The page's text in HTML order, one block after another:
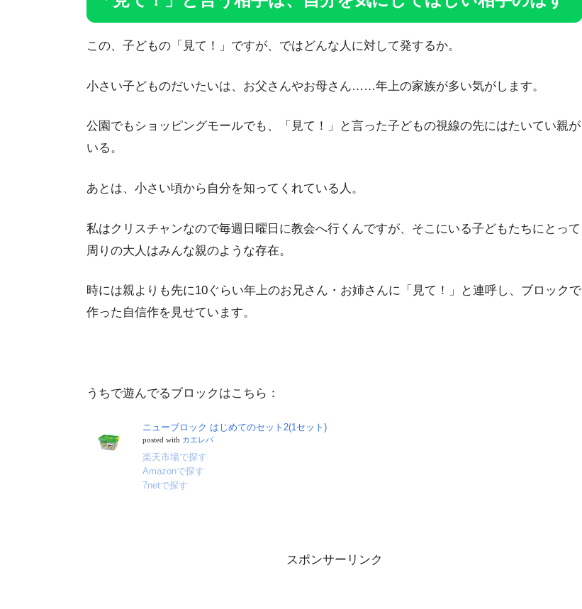
この、子どもの「見て！」ですが、ではどんな人に対して発するか。
小さい子どものだいたいは、お父さんやお母さん……年上の家族が多い気がします。
公園でもショッピングモールでも、「見て！」と言った子どもの視線の先にはたいてい親が
いる。
あとは、小さい頃から自分を知ってくれている人。
私はクリスチャンなので毎週日曜日に教会へ行くんですが、そこにいる子どもたちにとって
周りの大人はみんな親のような存在。
時には親よりも先に10ぐらい年上のお兄さん・お姉さんに「見て！」と連呼し、ブロックで
作った自信作を見せています。
うちで遊んでるブロックはこちら：
ニューブロック はじめてのセット2(1セット)
posted with カエレバ
楽天市場で探す
Amazonで探す
7netで探す
スポンサーリンク